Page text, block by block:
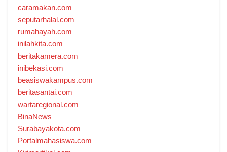
caramakan.com
seputarhalal.com
rumahayah.com
inilahkita.com
beritakamera.com
inibekasi.com
beasiswakampus.com
beritasantai.com
wartaregional.com
BinaNews
Surabayakota.com
Portalmahasiswa.com